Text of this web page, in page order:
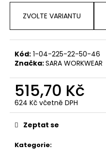
ZVOLTE VARIANTU
Kód: 1-04-225-22-50-46
Značka:SARA WORKWEAR
515,70 Kč
624 Kč včetně DPH
Měrná
cena:
Kategorie:
Zeptat se
o
o
r
č
u
j
m
e